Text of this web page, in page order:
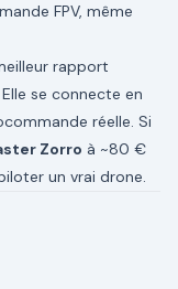
FPV, même
rapport
se connecte en
réelle. Si
Zorro à ~80 €
un vrai drone.